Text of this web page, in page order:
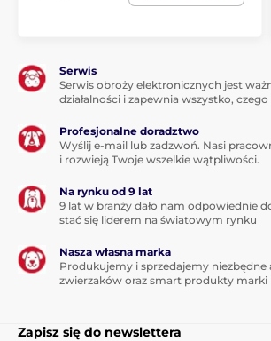
Serwis
Serwis obroży elektronicznych jest
działalności i zapewnia wszystko,
Profesjonalne doradztwo
Wyślij e-mail lub zadzwoń. Nasi
i rozwieją Twoje wszelkie wątpliwości.
Na rynku od 9 lat
9 lat w branży dało nam odpowiednie
stać się liderem na światowym rynku
Nasza własna marka
Produkujemy i sprzedajemy niezbędne
zwierzaków oraz smart produkty marki
Zapisz się do newslettera